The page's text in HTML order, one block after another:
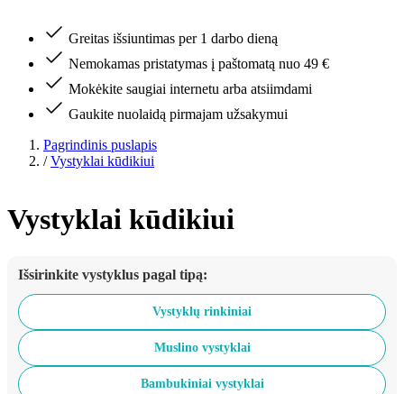
Greitas išsiuntimas per 1 darbo dieną
Nemokamas pristatymas į paštomatą nuo 49 €
Mokėkite saugiai internetu arba atsiimdami
Gaukite nuolaidą pirmajam užsakymui
Pagrindinis puslapis
/ Vystyklai kūdikiui
Vystyklai kūdikiui
Išsirinkite vystyklus pagal tipą:
Vystyklų rinkiniai
Muslino vystyklai
Bambukiniai vystyklai